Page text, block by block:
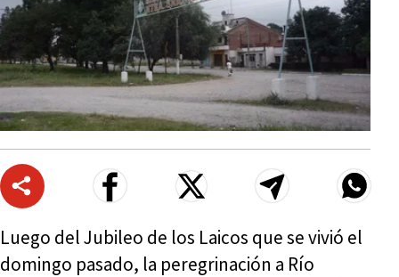
Luego del Jubileo de los Laicos que se vivió el
domingo pasado, la peregrinación a Río